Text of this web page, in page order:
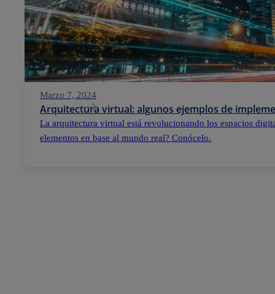
Marzo 7, 2024
Arquitectura virtual: algunos ejemplos de
La arquitectura virtual está revolucionando los espacios
elementos en base al mundo real? Conócelo.